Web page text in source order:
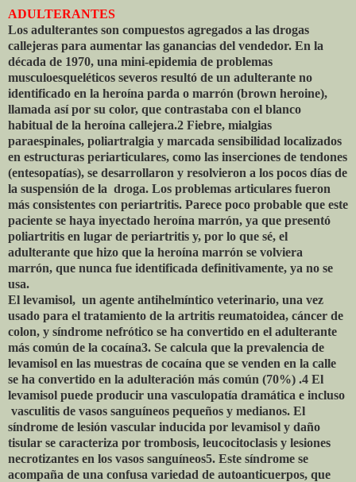
ADULTERANTES
Los adulterantes son compuestos agregados a las drogas
callejeras para aumentar las ganancias del vendedor. En la
década de 1970, una mini-epidemia de problemas
musculoesqueléticos severos resultó de un adulterante no
identificado en la heroína parda o marrón (brown heroine),
llamada así por su color, que contrastaba con el blanco
habitual de la heroína callejera.2 Fiebre, mialgias
paraespinales, poliartralgia y marcada sensibilidad localizados
en estructuras periarticulares, como las inserciones de tendones
(entesopatías), se desarrollaron y resolvieron a los pocos días de
la suspensión de la droga. Los problemas articulares fueron
más consistentes con periartritis. Parece poco probable que este
paciente se haya inyectado heroína marrón, ya que presentó
poliartritis en lugar de periartritis y, por lo que sé, el
adulterante que hizo que la heroína marrón se volviera
marrón, que nunca fue identificada definitivamente, ya no se
usa.
El levamisol, un agente antihelmíntico veterinario, una vez
usado para el tratamiento de la artritis reumatoidea, cáncer de
colon, y síndrome nefrótico se ha convertido en el adulterante
más común de la cocaína3. Se calcula que la prevalencia de
levamisol en las muestras de cocaína que se venden en la calle
se ha convertido en la adulteración más común (70%) .4 El
levamisol puede producir una vasculopatía dramática e incluso
vasculitis de vasos sanguíneos pequeños y medianos. El
síndrome de lesión vascular inducida por levamisol y daño
tisular se caracteriza por trombosis, leucocitoclasis y lesiones
necrotizantes en los vasos sanguíneos5. Este síndrome se
acompaña de una confusa variedad de autoanticuerpos, que